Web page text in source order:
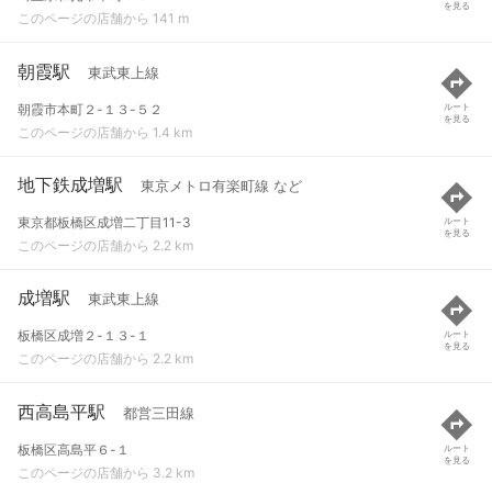
このページの店舗から 141 m
を見る
朝霞駅 東武東上線
朝霞市本町２-１３-５２
このページの店舗から 1.4 km
ルート
を見る
地下鉄成増駅 東京メトロ有楽町線 など
東京都板橋区成増二丁目11-3
このページの店舗から 2.2 km
ルート
を見る
成増駅 東武東上線
板橋区成増２-１３-１
このページの店舗から 2.2 km
ルート
を見る
西高島平駅 都営三田線
板橋区高島平６-１
このページの店舗から 3.2 km
ルート
を見る